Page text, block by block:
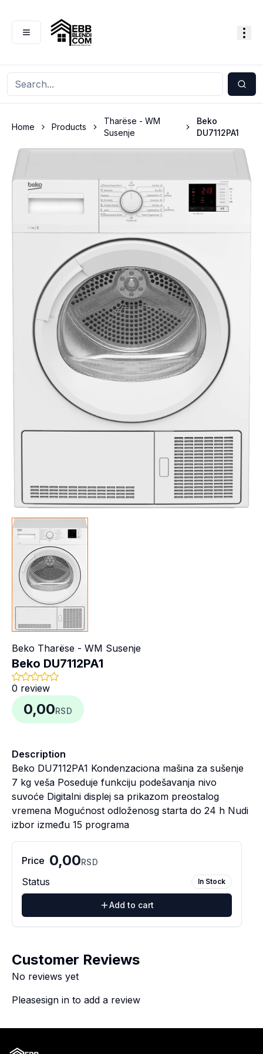
Home Products
Tharëse - WM
Susenje
Beko
DU7112PA1
Beko Tharëse - WM Susenje
Beko DU7112PA1
0 review
0,00RSD
Description
Beko DU7112PA1 Kondenzaciona mašina za sušenje
7 kg veša Poseduje funkciju podešavanja nivo
suvoće Digitalni displej sa prikazom preostalog
vremena Mogućnost odloženosg starta do 24 h Nudi
izbor između 15 programa
Price 0,00RSD
Status In Stock
Add to cart
Customer Reviews
No reviews yet
Pleasesign in to add a review